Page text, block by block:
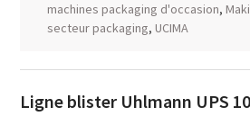
machines packaging d'occasion,
secteur packaging, UCIMA
Ligne blister Uhlmann UPS